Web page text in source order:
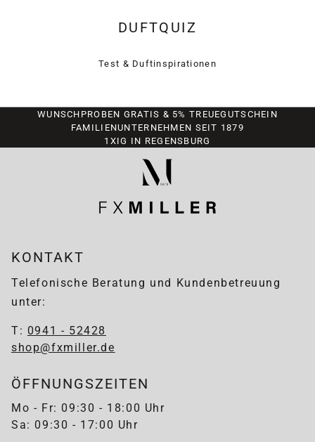
DUFTQUIZ
Test & Duftinspirationen
WUNSCHPROBEN GRATIS & 5% TREUEGUTSCHEIN
FAMILIENUNTERNEHMEN SEIT 1879
1XIG IN REGENSBURG
KONTAKT
Telefonische Beratung und Kundenbetreuung
unter:
T: 0941 - 52428
shop@fxmiller.de
ÖFFNUNGSZEITEN
Mo - Fr: 09:30 - 18:00 Uhr
Sa: 09:30 - 17:00 Uhr